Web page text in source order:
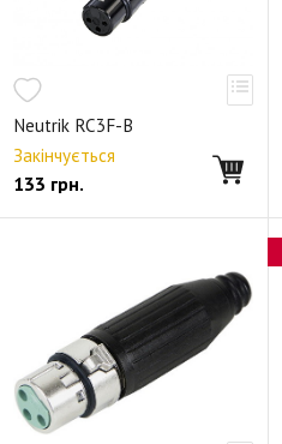
Neutrik RC3F-B
Закінчується
133 грн.